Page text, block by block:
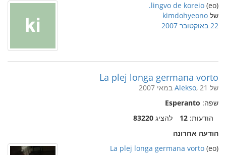
(eo)
lingvo de koreio.
של kimdohyeono
22 באוקטובר 2007
La plej longa germana vorto
של Alekso, 21 במאי 2007
שפה: Esperanto
הודעות: 12 להציג 83220
הודעה אחרונה
(eo)
La plej longa germana vorto